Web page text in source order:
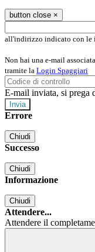
button close ×
all'indirizzo indicato con le
Non hai una e-mail
tramite la Login Spaggiari
E-mail inviata, si prega
Errore
Chiudi
Successo
Chiudi
Informazione
Chiudi
Attendere...
Attendere il